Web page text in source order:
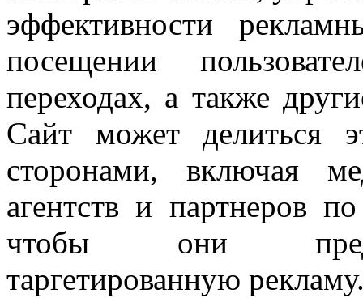
эффективности
посещении
переходах, а также
Сайт может делиться
сторонами, включая
агентств и партнеров
чтобы они
таргетированную